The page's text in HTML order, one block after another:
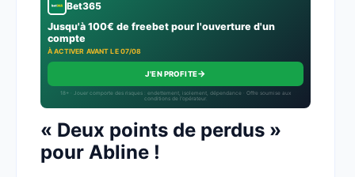
Bet365
Jusqu'à 100€ de freebet pour l'ouverture d'un
compte
À ACTIVER AVANT LE 07/08
J'EN PROFITE→
18+ · Jouer comporte des risques : endettement, isolement, dépendance · Offre soumise aux
conditions de l’opérateur.
« Deux points de perdus »
pour Abline !